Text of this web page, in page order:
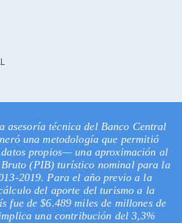
asesoría técnica del Banco Central
una metodología que permitió
propios— una aproximación al
(PIB) turístico nominal para la
2019. Para el año previo a la
del aporte del turismo a la
fue de $6.489 miles de millones de
una contribución del 3,3%